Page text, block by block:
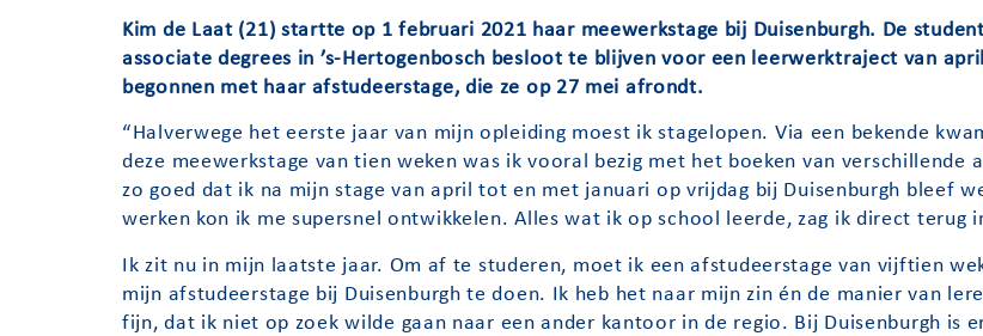
Kim de Laat (21)startte op 1 februari 2021 haar meewerkstage bij Duisenburgh. De
associate degrees in ’s-Hertogenbosch besloot te blijven voor een leerwerktraject van
begonnen met haar afstudeerstage, die ze op 27 mei afrondt.
“Halverwege het eerste jaar van mijn opleiding moest ik stagelopen. Via een bekende
deze meewerkstage van tien weken was ik vooral bezig met het boeken van verschillende
zo goed dat ik na mijn stage van april tot en met januari op vrijdag bij Duisenburgh bleef
werken kon ik me supersnel ontwikkelen. Alles wat ik op school leerde, zag ik direct terug
Ik zit nu in mijn laatste jaar. Om af te studeren, moet ik een afstudeerstage van vijftien
mijn afstudeerstage bij Duisenburgh te doen. Ik heb het naar mijn zin én de manier van
fijn, dat ik niet op zoek wilde gaan naar een ander kantoor in de regio. Bij Duisenburgh is